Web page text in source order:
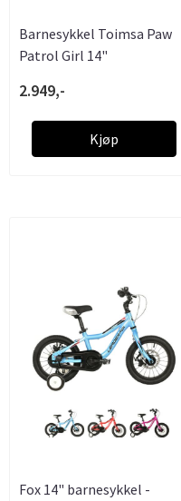
Barnesykkel Toimsa Paw
Patrol Girl 14"
2.949,-
Kjøp
Fox 14" barnesykkel -